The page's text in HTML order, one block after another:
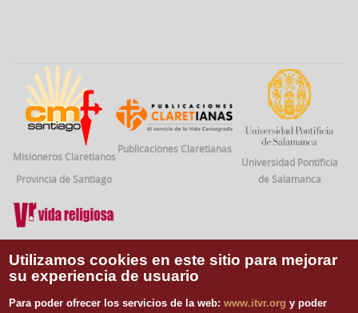
Misioneros Claretianos
Provincia de Santiago
Publicaciones Claretianas
Universidad Pontificia
de Salamanca
Utilizamos cookies en este sitio para mejorar
su experiencia de usuario
Para poder ofrecer los servicios de la web:www.itvr.org y poder